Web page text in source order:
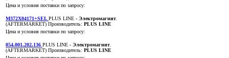
Цена и условия поставки по запросу:
M372X04171+SELPLUS LINE - Электромагнит.
(AFTERMARKET) Производитель: PLUS LINE
Цена и условия поставки по запросу:
054.001.202.136 PLUS LINE - Электромагнит.
(AFTERMARKET) Производитель: PLUS LINE